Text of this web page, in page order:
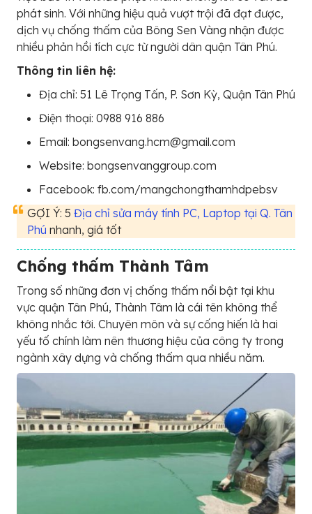
phát sinh. Với những hiệu quả vượt trội đã đạt được,
dịch vụ chống thấm của Bông Sen Vàng nhận được
nhiều phản hồi tích cực từ người dân quận Tân Phú.
Thông tin liên hệ:
Địa chỉ: 51 Lê Trọng Tấn, P. Sơn Kỳ, Quận Tân Phú
Điện thoại: 0988 916 886
Email: bongsenvang.hcm@gmail.com
Website: bongsenvanggroup.com
Facebook: fb.com/mangchongthamhdpebsv
GỢI Ý: 5 Địa chỉ sửa máy tính PC, Laptop tại Q. Tân
Phú nhanh, giá tốt
Chống thấm Thành Tâm
Trong số những đơn vị chống thấm nổi bật tại khu
vực quận Tân Phú, Thành Tâm là cái tên không thể
không nhắc tới. Chuyên môn và sự cống hiến là hai
yếu tố chính làm nên thương hiệu của công ty trong
ngành xây dựng và chống thấm qua nhiều năm.